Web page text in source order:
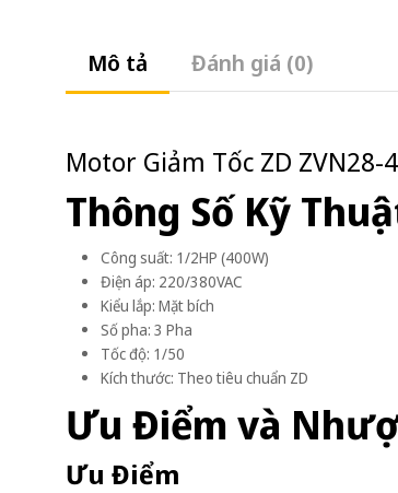
Mô tả Đánh giá (0)
Motor Giảm Tốc ZD ZVN28-
Thông Số Kỹ
Công suất: 1/2HP (400W)
Điện áp: 220/380VAC
Kiểu lắp: Mặt bích
Số pha: 3 Pha
Tốc độ: 1/50
Kích thước: Theo tiêu chuẩn ZD
Ưu Điểm và
Ưu Điểm